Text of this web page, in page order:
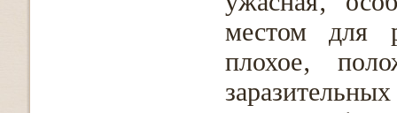
местом для
плохое‚